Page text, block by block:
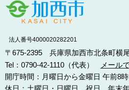
法人番号4000020282201
〒675-2395 兵庫県加西市北条町横
Tel：0790-42-1110（代表）
メール
開庁時間：月曜日から金曜日 午前8